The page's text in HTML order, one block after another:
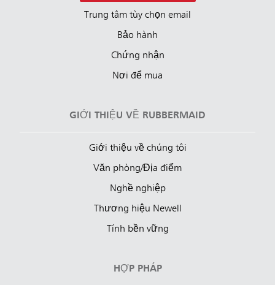
Trung tâm tùy chọn email
Bảo hành
Chứng nhận
Nơi để mua
GIỚI THIỆU VỀ RUBBERMAID
Giới thiệu về chúng tôi
Văn phòng/Địa điểm
Nghề nghiệp
Thương hiệu Newell
Tính bền vững
HỢP PHÁP